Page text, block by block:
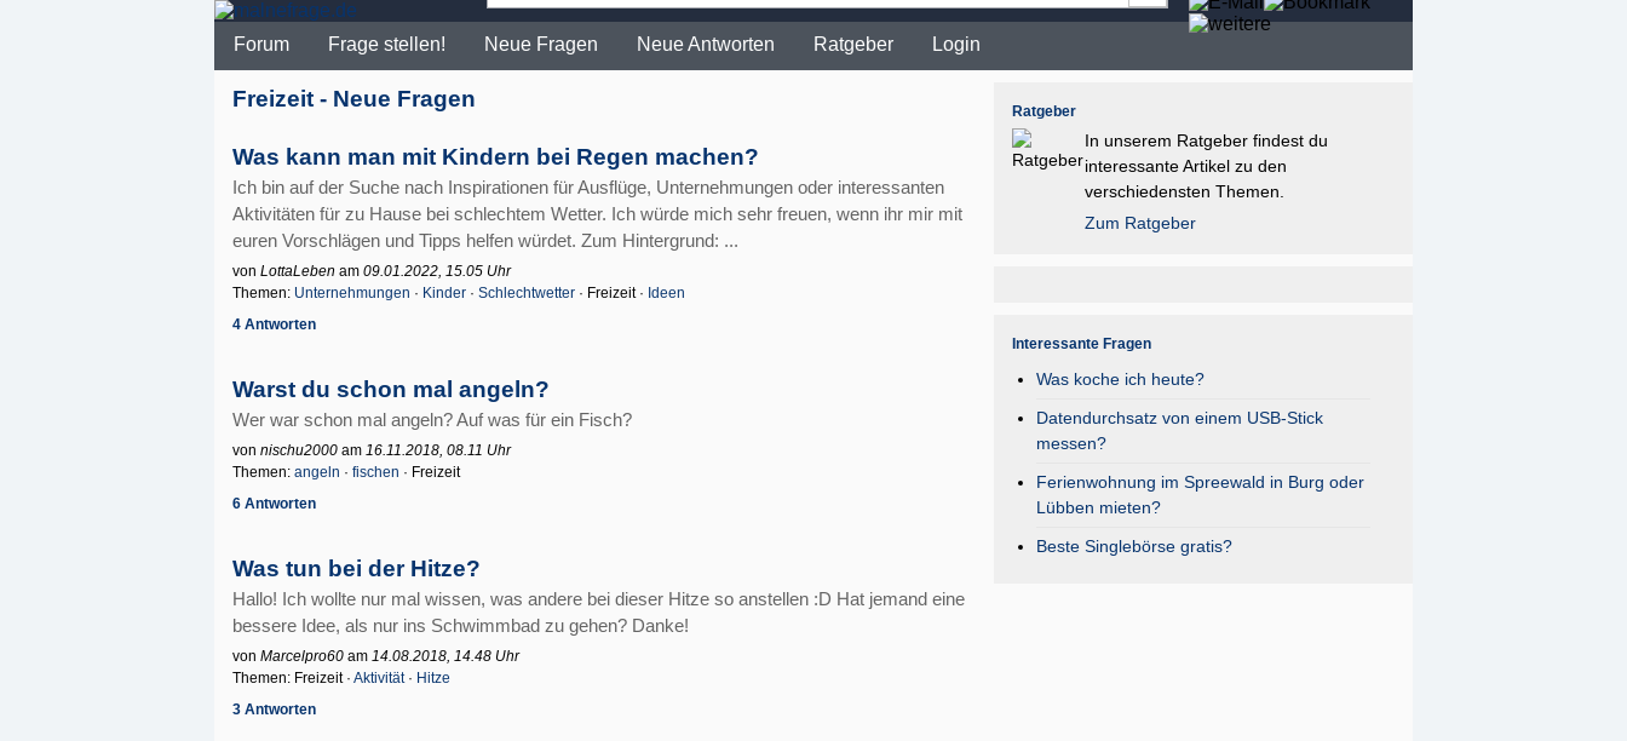
Forum Frage stellen! Neue Fragen Neue Antworten Ratgeber Login
Freizeit - Neue Fragen
Was kann man mit Kindern bei Regen machen?
Ich bin auf der Suche nach Inspirationen für Ausflüge, Unternehmungen oder interessanten
Aktivitäten für zu Hause bei schlechtem Wetter. Ich würde mich sehr freuen, wenn ihr mir mit
euren Vorschlägen und Tipps helfen würdet. Zum Hintergrund: ...
von LottaLeben am 09.01.2022, 15.05 Uhr
Themen: Unternehmungen · Kinder · Schlechtwetter · Freizeit · Ideen
4 Antworten
Warst du schon mal angeln?
Wer war schon mal angeln? Auf was für ein Fisch?
von nischu2000 am 16.11.2018, 08.11 Uhr
Themen: angeln · fischen · Freizeit
6 Antworten
Was tun bei der Hitze?
Hallo! Ich wollte nur mal wissen, was andere bei dieser Hitze so anstellen :D Hat jemand eine
bessere Idee, als nur ins Schwimmbad zu gehen? Danke!
von Marcelpro60 am 14.08.2018, 14.48 Uhr
Themen: Freizeit · Aktivität· Hitze
3 Antworten
Ratgeber
In unserem Ratgeber findest du
interessante Artikel zu den
verschiedensten Themen.
Zum Ratgeber
Interessante Fragen
Was koche ich heute?
Datendurchsatz von einem USB-Stick
messen?
Ferienwohnung im Spreewald in Burg oder
Lübben mieten?
Beste Singlebörse gratis?